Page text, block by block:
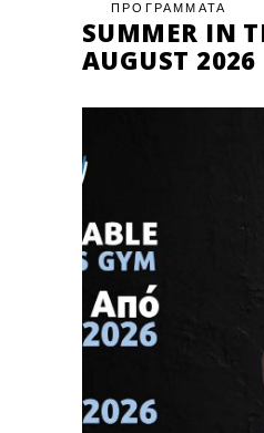
ΠΡΟΓΡΑΜΜΑΤΑ
SUMMER IN
AUGUST 2026